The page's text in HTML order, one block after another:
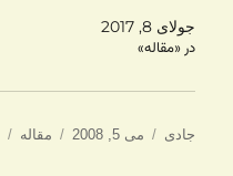
جولای 8, 2017
در «مقاله»
نویسنده
جادی
ارسال
می 5, 2008 دسته‌ها
مقاله